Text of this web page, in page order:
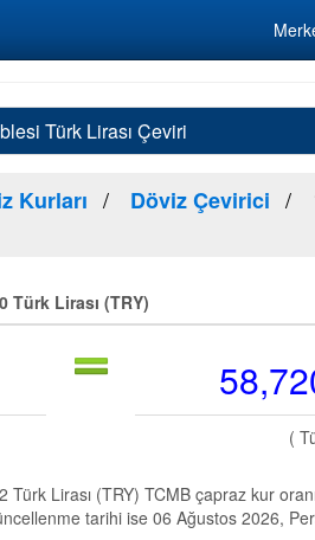
Türk Lirası Çeviri
Kurları Döviz Çevirici
Türk Lirası (TRY)
(
Lirası (TRY) TCMB çapraz kur
tarihi ise 06 Ağustos 2026,